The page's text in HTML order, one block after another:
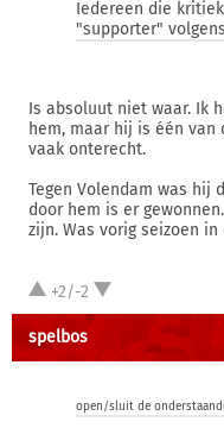
Iedereen die
"supporter"
Is absoluut niet waar. Ik
hem, maar hij is één
vaak onterecht.
Tegen Volendam was hij
door hem is er
zijn. Was vorig seizoen in
+2/-2
spelbos
open/sluit de